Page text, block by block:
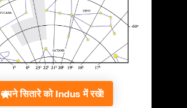
अपने सितारे को Indus में रखें!